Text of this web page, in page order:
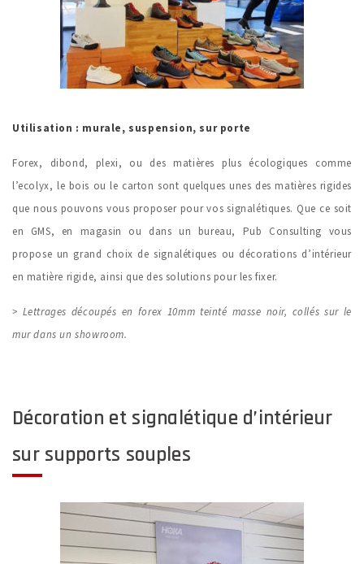
Utilisation : murale, suspension, sur porte
Forex, dibond, plexi, ou des matières plus écologiques comme
l’ecolyx, le bois ou le carton sont quelques unes des matières rigides
que nous pouvons vous proposer pour vos signalétiques. Que ce soit
en GMS, en magasin ou dans un bureau, Pub Consulting vous
propose un grand choix de signalétiques ou décorations d’intérieur
en matière rigide, ainsi que des solutions pour les fixer.
> Lettrages découpés en forex 10mm teinté masse noir, collés sur le
mur dans un showroom.
Décoration et signalétique d’intérieur
sur supports souples